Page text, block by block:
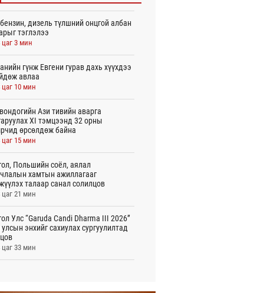
дизель түлшний онцгой албан
тэглэлээ
цаг 3 мин
гүнж Евгени гурав дахь хүүхдээ
авлаа
цаг 10 мин
Ази тивийн аварга
XI тэмцээнд 32 орны
өрсөлдөж байна
цаг 15 мин
Польшийн соёл, аялал
хамтын ажиллагааг
талаар санал солилцов
цаг 21 мин
Улс “Garuda Candi Dharma III 2026”
энхийг сахиулах сургуулилтад
цаг 33 мин
аваарай